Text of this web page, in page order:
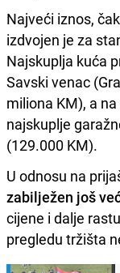
Najveći iznos,
izdvojen je za
Najskuplja kuća
Savski venac
miliona KM), a
najskuplje
(129.000 KM).
U odnosu na
zabilježen još
cijene i dalje
pregledu tržišta